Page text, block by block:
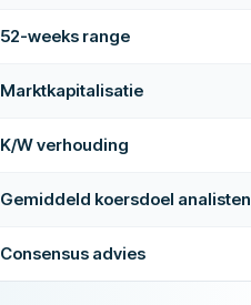
52-weeks range
Marktkapitalisatie
K/W verhouding
Gemiddeld koersdoel analisten
Consensus advies